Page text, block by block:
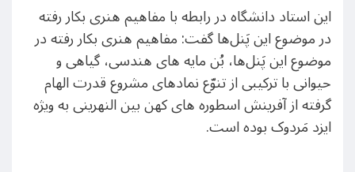
این استاد دانشگاه در رابطه با مفاهیم هنری بکار رفته
در موضوع این پَنل‌ها گفت: مفاهیم هنری بکار رفته در
موضوع این پَنل‌ها، بُن مایه های هندسی، گیاهی و
حیوانی با ترکیبی از تنوّع نمادهای مشروع قدرت الهام
گرفته از آفرینش اسطوره های کهن بین النهرینی به ویژه
ایزد مَردوک بوده است.